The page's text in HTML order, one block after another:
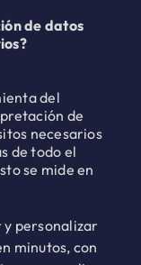
de datos
del
de
necesarios
de todo el
se mide en
y personalizar
minutos, con